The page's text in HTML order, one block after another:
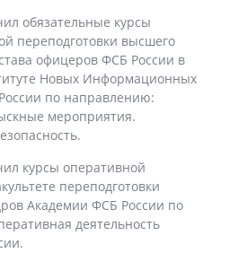
обязательные курсы
переподготовки высшего
офицеров ФСБ России в
Новых Информационных
по направлению:
мероприятия.
курсы оперативной
переподготовки
Академии ФСБ России по
деятельность